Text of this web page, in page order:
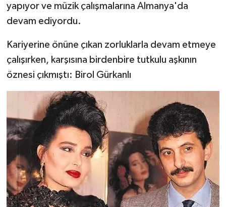
yapıyor ve müzik çalışmalarına Almanya'da
devam ediyordu.
Kariyerine önüne çıkan zorluklarla devam etmeye
çalışırken, karşısına birdenbire tutkulu aşkının
öznesi çıkmıştı: Birol Gürkanlı